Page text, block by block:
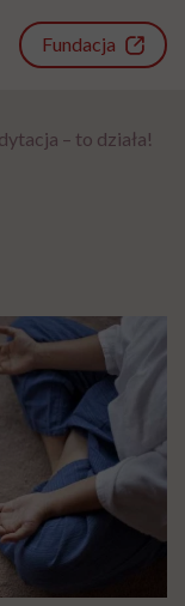
Fundacja
– to działa!